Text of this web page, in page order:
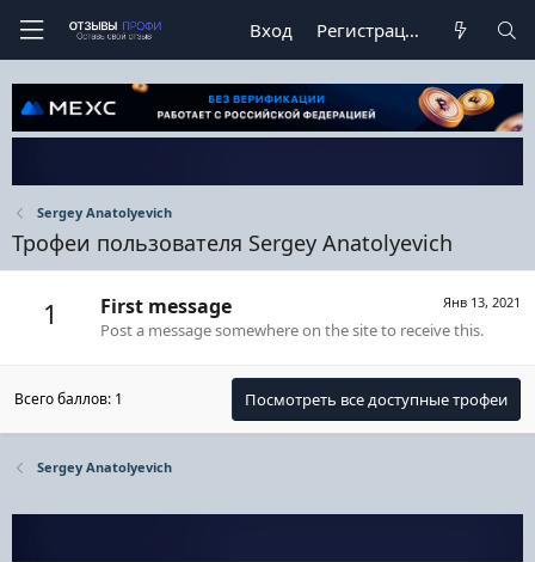
Вход Регистрация
Sergey Anatolyevich
Трофеи пользователя Sergey Anatolyevich
1 Янв 13, 2021
First message
Post a message somewhere on the site to receive this.
Всего баллов: 1 Посмотреть все доступные трофеи
Sergey Anatolyevich